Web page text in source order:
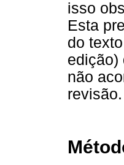
isso
Esta
do
edição)
não
revisão.